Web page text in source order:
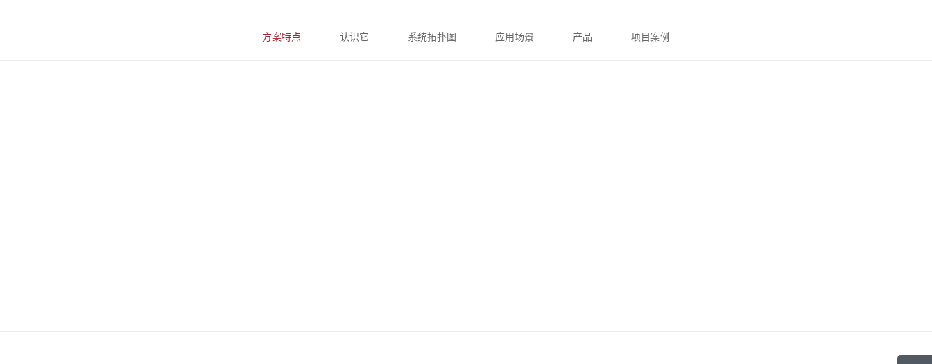
方案特点 认识它 系统拓扑图 应用场景 产品 项目案例